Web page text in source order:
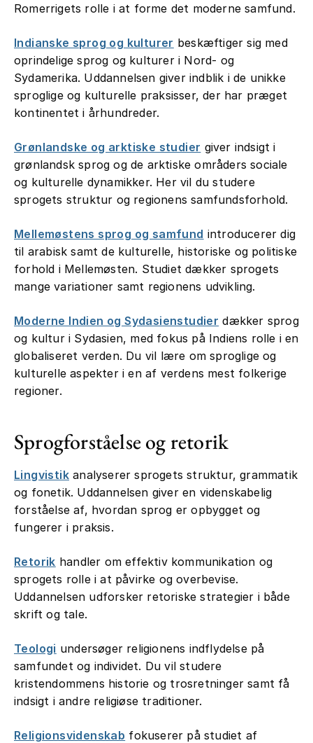
Romerrigets rolle i at forme det moderne samfund.
Indianske sprog og kulturer beskæftiger sig med
oprindelige sprog og kulturer i Nord- og
Sydamerika. Uddannelsen giver indblik i de unikke
sproglige og kulturelle praksisser, der har præget
kontinentet i århundreder.
Grønlandske og arktiske studier giver indsigt i
grønlandsk sprog og de arktiske områders sociale
og kulturelle dynamikker. Her vil du studere
sprogets struktur og regionens samfundsforhold.
Mellemøstens sprog og samfund introducerer dig
til arabisk samt de kulturelle, historiske og politiske
forhold i Mellemøsten. Studiet dækker sprogets
mange variationer samt regionens udvikling.
Moderne Indien og Sydasienstudier dækker sprog
og kultur i Sydasien, med fokus på Indiens rolle i en
globaliseret verden. Du vil lære om sproglige og
kulturelle aspekter i en af verdens mest folkerige
regioner.
Sprogforståelse og retorik
Lingvistik analyserer sprogets struktur, grammatik
og fonetik. Uddannelsen giver en videnskabelig
forståelse af, hvordan sprog er opbygget og
fungerer i praksis.
Retorik handler om effektiv kommunikation og
sprogets rolle i at påvirke og overbevise.
Uddannelsen udforsker retoriske strategier i både
skrift og tale.
Teologi undersøger religionens indflydelse på
samfundet og individet. Du vil studere
kristendommens historie og trosretninger samt få
indsigt i andre religiøse traditioner.
Religionsvidenskab fokuserer på studiet af